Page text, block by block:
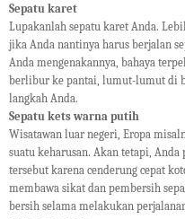
Sepatu karet
Lupakanlah sepatu karet Anda.
jika Anda nantinya harus berjalan
Anda mengenakannya, bahaya
berlibur ke pantai, lumut-lumut di
langkah Anda.
Sepatu kets warna putih
Wisatawan luar negeri, Eropa
suatu keharusan. Akan tetapi,
tersebut karena cenderung cepat
membawa sikat dan pembersih
bersih selama melakukan